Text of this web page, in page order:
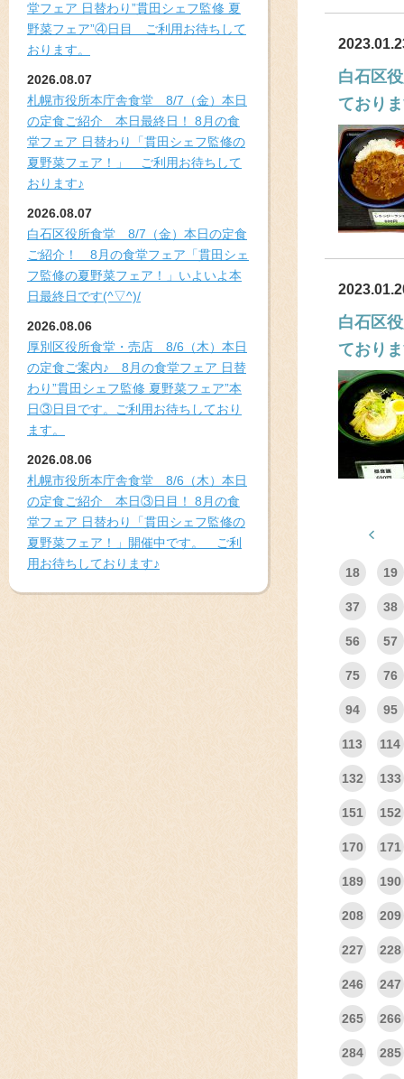
堂フェア 日替わり”貫田シェフ監修 夏
野菜フェア”④日目 ご利用お待ちして
おります。
2026.08.07
札幌市役所本庁舎食堂 8/7（金）本日
の定食ご紹介 本日最終日！ 8月の食
堂フェア 日替わり「貫田シェフ監修の
夏野菜フェア！」 ご利用お待ちして
おります♪
2026.08.07
白石区役所食堂 8/7（金）本日の定食
ご紹介！ 8月の食堂フェア「貫田シェ
フ監修の夏野菜フェア！」いよいよ本
日最終日です(^▽^)/
2026.08.06
厚別区役所食堂・売店 8/6（木）本日
の定食ご案内♪ 8月の食堂フェア 日替
わり”貫田シェフ監修 夏野菜フェア”本
日③日目です。ご利用お待ちしており
ます。
2026.08.06
札幌市役所本庁舎食堂 8/6（木）本日
の定食ご紹介 本日③日目！ 8月の食
堂フェア 日替わり「貫田シェフ監修の
夏野菜フェア！」開催中です。 ご利
用お待ちしております♪
白石区
ており
白石区
ており
18 19
37 38
56 57
75 76
94 95
113 114
132 133
151 152
170 171
189 190
208 209
227 228
246 247
265 266
284 285